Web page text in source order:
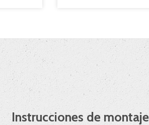
Instrucciones de montaje